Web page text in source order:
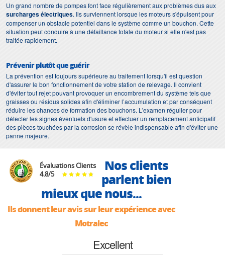
Un grand nombre de pompes font face régulièrement aux problèmes dus aux
surcharges électriques. Ils surviennent lorsque les moteurs s'épuisent pour
compenser un obstacle potentiel dans le système comme un bouchon. Cette
situation peut conduire à une défaillance totale du moteur si elle n'est pas
traitée rapidement.
Prévenir plutôt que guérir
La prévention est toujours supérieure au traitement lorsqu'il est question
d'assurer le bon fonctionnement de votre station de relevage. Il convient
d'éviter tout rejet pouvant provoquer un encombrement du système tels que
graisses ou résidus solides afin d'éliminer l’accumulation et par conséquent
réduire les chances de formation des bouchons. L'examen régulier pour
détecter les signes éventuels d'usure et effectuer un remplacement anticipatif
des pièces touchées par la corrosion se révèle indispensable afin d'éviter une
panne majeure.
Évaluations Clients
4.8/5
Nos clients
parlent bien
mieux que nous...
Ils donnent leur avis sur leur expérience avec
Motralec
Excellent